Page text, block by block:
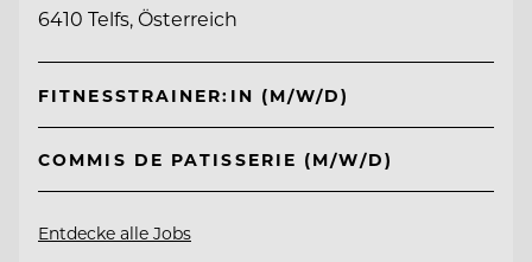
6410 Telfs, Österreich
FITNESSTRAINER:IN (M/W/D)
COMMIS DE PATISSERIE (M/W/D)
Entdecke alle Jobs